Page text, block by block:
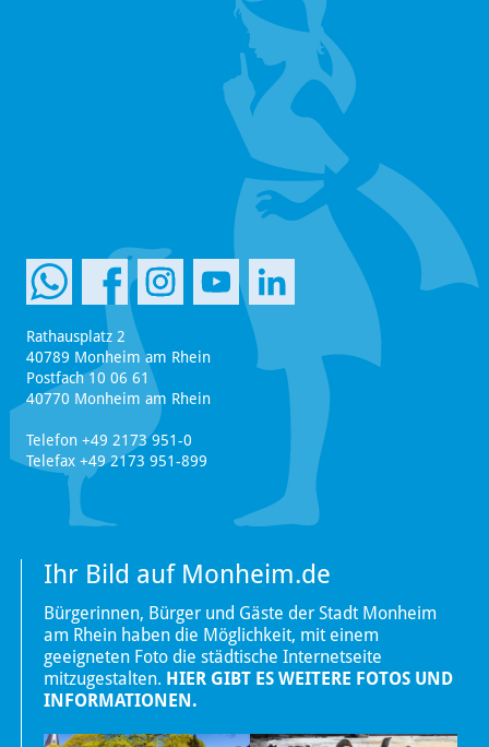
Rathausplatz 2
40789 Monheim am Rhein
Postfach 10 06 61
40770 Monheim am Rhein
Telefon +49 2173 951-0
Telefax +49 2173 951-899
Ihr Bild auf Monheim.de
Bürgerinnen, Bürger und Gäste der Stadt Monheim
am Rhein haben die Möglichkeit, mit einem
geeigneten Foto die städtische Internetseite
mitzugestalten. HIER GIBT ES WEITERE FOTOS UND
INFORMATIONEN.